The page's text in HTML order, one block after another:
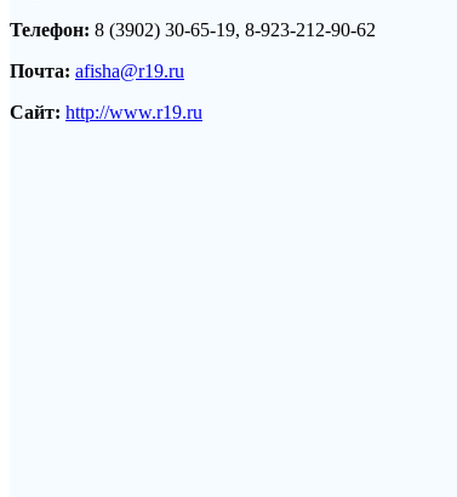
Телефон: 8 (3902) 30-65-19, 8-923-212-90-62
Почта: afisha@r19.ru
Сайт: http://www.r19.ru